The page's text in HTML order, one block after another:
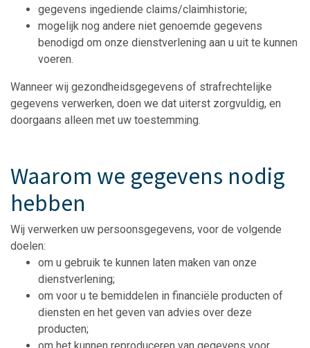
gegevens ingediende claims/claimhistorie;
mogelijk nog andere niet genoemde gegevens
benodigd om onze dienstverlening aan u uit te kunnen
voeren.
Wanneer wij gezondheidsgegevens of strafrechtelijke
gegevens verwerken, doen we dat uiterst zorgvuldig, en
doorgaans alleen met uw toestemming.
Waarom we gegevens nodig
hebben
Wij verwerken uw persoonsgegevens, voor de volgende
doelen:
om u gebruik te kunnen laten maken van onze
dienstverlening;
om voor u te bemiddelen in financiële producten of
diensten en het geven van advies over deze
producten;